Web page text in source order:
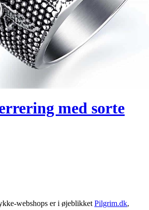
med sorte
webshops er i øjeblikket Pilgrim.dk,